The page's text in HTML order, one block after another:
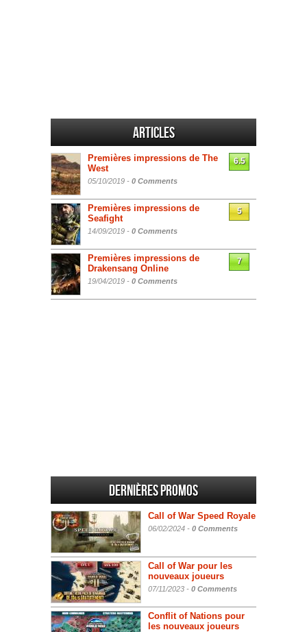
Articles
Premières impressions de The
West
05/10/2019 - 0 Comments
6.5
Premières impressions de
Seafight
14/09/2019 - 0 Comments
5
Premières impressions de
Drakensang Online
19/04/2019 - 0 Comments
7
Dernières promos
Call of War Speed Royale
06/02/2024 - 0 Comments
Call of War pour les
nouveaux joueurs
07/11/2023 - 0 Comments
Conflit of Nations pour
les nouveaux joueurs